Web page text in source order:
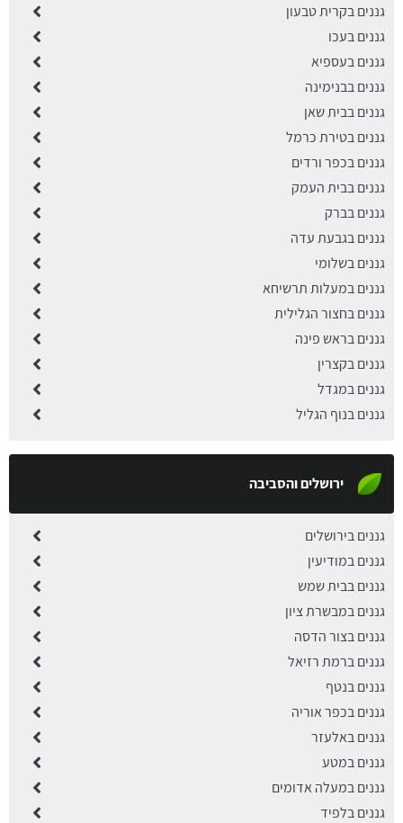
גננים בקרית טבעון
גננים בעכו
גננים בעספיא
גננים בבנימינה
גננים בבית שאן
גננים בטירת כרמל
גננים בכפר ורדים
גננים בבית העמק
גננים בברק
גננים בגבעת עדה
גננים בשלומי
גננים במעלות תרשיחא
גננים בחצור הגלילית
גננים בראש פינה
גננים בקצרין
גננים במגדל
גננים בנוף הגליל
ירושלים והסביבה
גננים בירושלים
גננים במודיעין
גננים בבית שמש
גננים במבשרת ציון
גננים בצור הדסה
גננים ברמת רזיאל
גננים בנטף
גננים בכפר אוריה
גננים באלעזר
גננים במטע
גננים במעלה אדומים
גננים בלפיד